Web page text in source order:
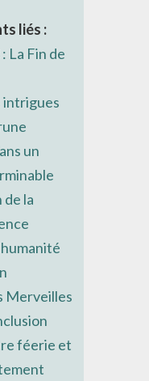
liés :
La Fin de
intrigues
un
de la
Merveilles
féerie et